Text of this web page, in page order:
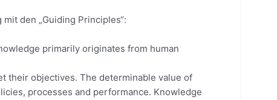
den „Guiding Principles“:
primarily originates from human
their objectives. The determinable value of
processes and performance. Knowledge